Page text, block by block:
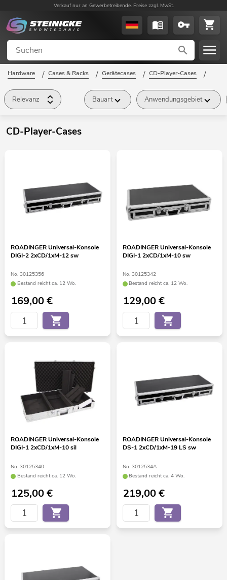
Verkauf nur an Gewerbetreibende. Preise zzgl. MwSt.
Hardware / Cases & Racks / Gerätecases / CD-Player-Cases /
Relevanz Bauart Anwendungsgebiet
CD-Player-Cases
ROADINGER Universal-Konsole
DIGI-2 2xCD/1xM-12 sw
No. 30125356
Bestand reicht ca. 12 Wo.
169,00€
ROADINGER Universal-Konsole
DIGI-1 2xCD/1xM-10 sw
No. 30125342
Bestand reicht ca. 12 Wo.
129,00€
ROADINGER Universal-Konsole
DIGI-1 2xCD/1xM-10 sil
No. 30125340
Bestand reicht ca. 12 Wo.
125,00€
ROADINGER Universal-Konsole
DS-1 2xCD/1xM-19 LS sw
No. 3012534A
Bestand reicht ca. 4 Wo.
219,00€